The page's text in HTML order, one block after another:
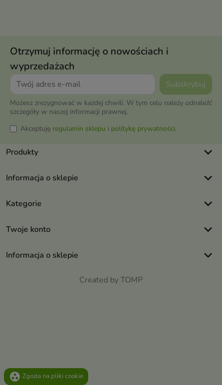
Otrzymuj informację o nowościach i
wyprzedażach
Możesz zrezygnować w każdej chwili. W tym celu należy odnaleźć
szczegóły w naszej informacji prawnej.
Akceptuję regulamin sklepu i politykę prywatności.
Produkty keyboard_arrow_down
Informacja o sklepie keyboard_arrow_down
Kategorie keyboard_arrow_down
Twoje konto keyboard_arrow_down
Informacja o sklepie keyboard_arrow_down
Created by TOMP
group_work Zgoda na pliki cookie